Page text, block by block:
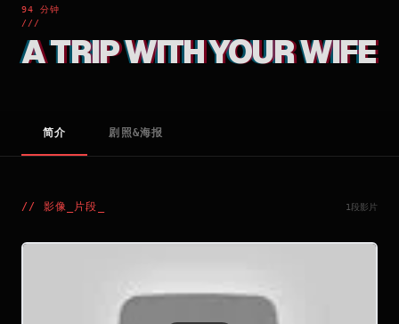
94 分钟
///
A TRIP WITH YOUR WIFE
简介 剧照&海报
// 影像_片段 1段影片